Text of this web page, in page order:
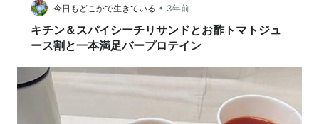
どの豆を使ったカフェインレスブレンドが入ってい…
今日もどこかで生きている • 3年前
キチン＆スパイシーチリサンドとお酢トマトジュ
ース割と一本満足バープロテイン